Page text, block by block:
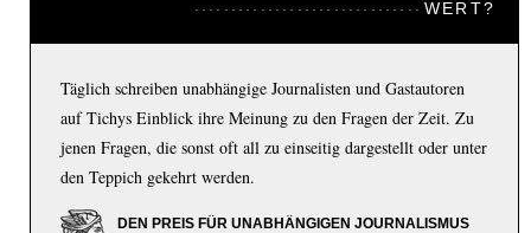
WERT?
Täglich schreiben unabhängige Journalisten und Gastautoren
auf Tichys Einblick ihre Meinung zu den Fragen der Zeit. Zu
jenen Fragen, die sonst oft all zu einseitig dargestellt oder unter
den Teppich gekehrt werden.
DEN PREIS FÜR UNABHÄNGIGEN JOURNALISMUS